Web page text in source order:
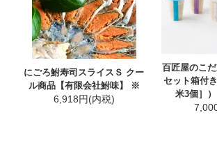
にごろ鮒寿司スライスＳ クー
ル商品【有限会社鮒味】 ※
6,918円(内税)
百匠屋のこ
セット箱付
米3個］